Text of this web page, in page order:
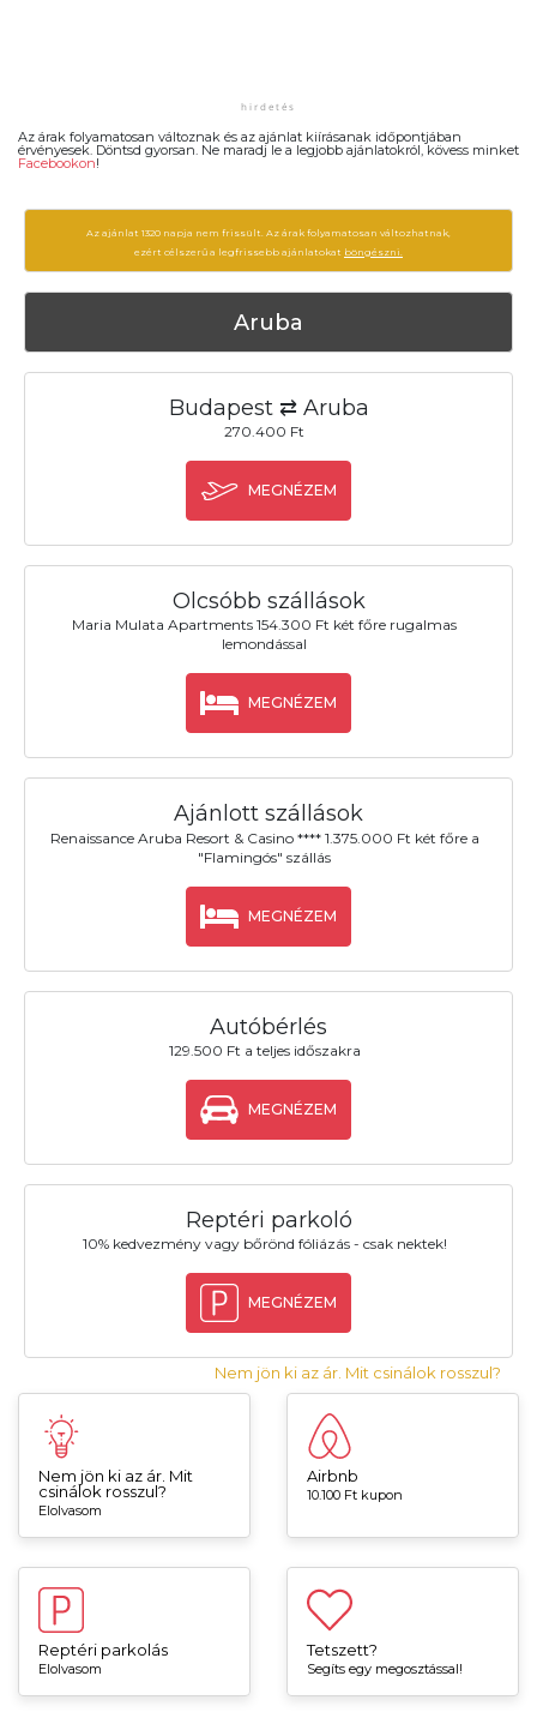
Az árak folyamatosan változnak és az ajánlat kiírásanak időpontjában
érvényesek. Döntsd gyorsan. Ne maradj le a legjobb ajánlatokról, kövess minket
Facebookon!
Az ajánlat 1320 napja nem frissült. Az árak folyamatosan változhatnak,
ezért célszerű a legfrissebb ajánlatokat böngészni.
Aruba
Budapest ⇄ Aruba
270.400 Ft
MEGNÉZEM
Olcsóbb szállások
Maria Mulata Apartments 154.300 Ft két főre rugalmas
lemondással
MEGNÉZEM
Ajánlott szállások
Renaissance Aruba Resort & Casino **** 1.375.000 Ft két főre a
"Flamingós" szállás
MEGNÉZEM
Autóbérlés
129.500 Ft a teljes időszakra
MEGNÉZEM
Reptéri parkoló
10% kedvezmény vagy bőrönd fóliázás - csak nektek!
MEGNÉZEM
Nem jön ki az ár. Mit csinálok rosszul?
Nem jön ki az ár. Mit
csinálok rosszul?
Elolvasom
Airbnb
10.100 Ft kupon
Reptéri parkolás
Elolvasom
Tetszett?
Segíts egy megosztással!